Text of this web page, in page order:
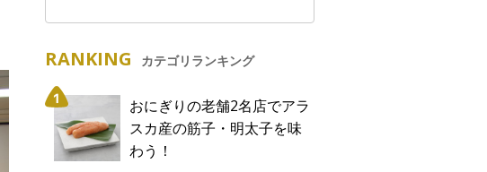
RANKING カテゴリランキング
おにぎりの老舗2名店でアラ
スカ産の筋子・明太子を味
わう！